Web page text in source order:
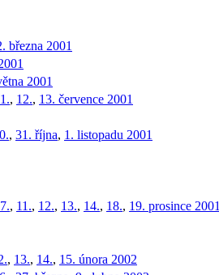
března 2001
2001
, 12., 13. července 2001
, 31. října, 1. listopadu 2001
7., 11., 12., 13., 14., 18., 19. prosince 2001
, 13., 14., 15. února 2002